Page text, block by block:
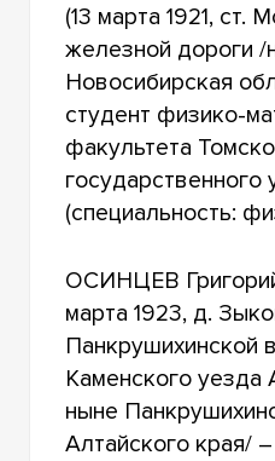
(13 марта 1921, ст.
железной дороги /
Новосибирская
студент физико-
факультета
государственного
(специальность:
ОСИНЦЕВ
марта 1923, д.
Панкрушихинской
Каменского уезда
ныне
Алтайского края/